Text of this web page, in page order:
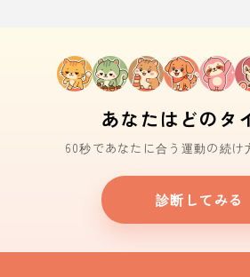
あなたはどのタ
60秒であなたに合う運動の続け
診断してみる